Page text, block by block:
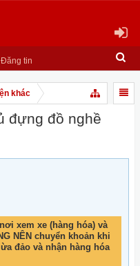
Đăng tin
khác
đựng đồ nghề
xem xe (hàng hóa) và
NÊN chuyển khoản khi
đảo và nhận hàng hóa